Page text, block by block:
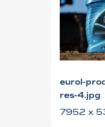
eurol-
res-4.jpg
7952 x